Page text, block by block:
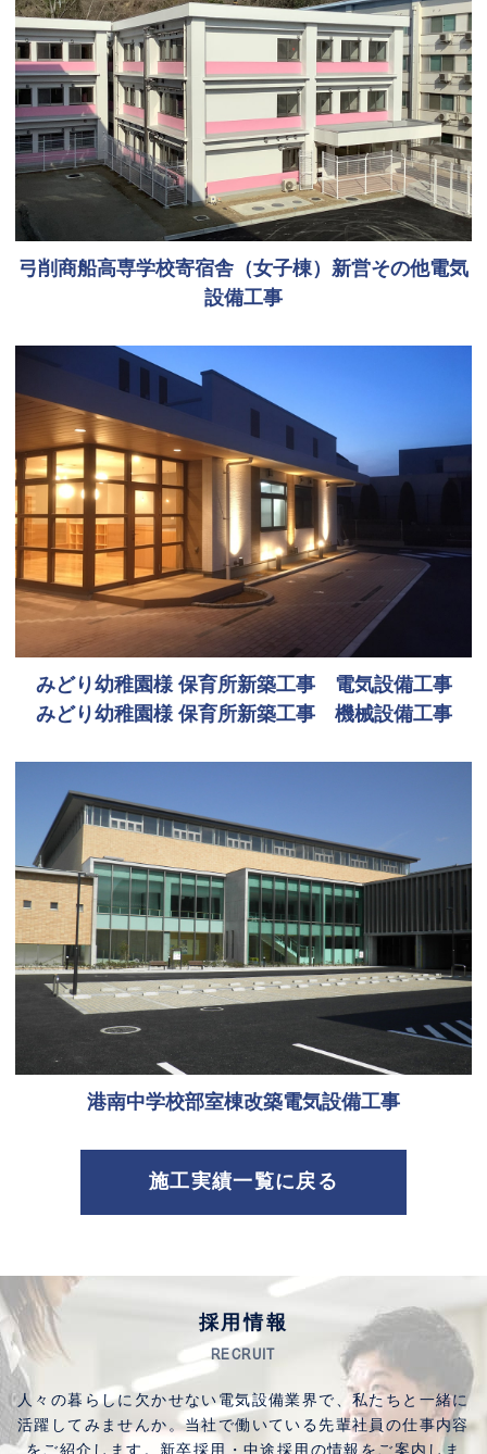
弓削商船高専学校寄宿舎（女子棟）新営その他電気
設備工事
みどり幼稚園様 保育所新築工事 電気設備工事
みどり幼稚園様 保育所新築工事 機械設備工事
港南中学校部室棟改築電気設備工事
施工実績一覧に戻る
採用情報
RECRUIT
人々の暮らしに欠かせない電気設備業界で、私たちと一緒に
活躍してみませんか。当社で働いている先輩社員の仕事内容
をご紹介します。 新卒採用・中途採用の情報をご案内しま